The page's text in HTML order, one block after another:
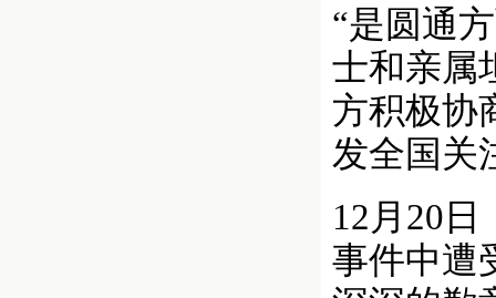
“是圆通
士和亲属
方积极协
发全国关
12月20
事件中遭